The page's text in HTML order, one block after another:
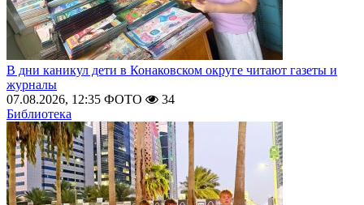
В дни каникул дети в Конаковском округе читают газеты и
журналы
07.08.2026, 12:35 ФОТО
34
Библиотека